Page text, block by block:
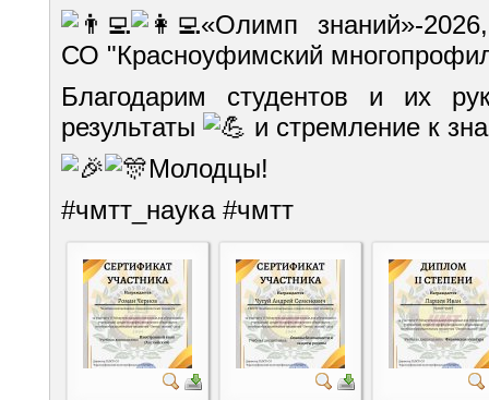
«Олимп знаний»-
СО "Красноуфимский
Благодарим студентов и их
результаты
и стремление к
Молодцы!
#чмтт_наука #чмтт